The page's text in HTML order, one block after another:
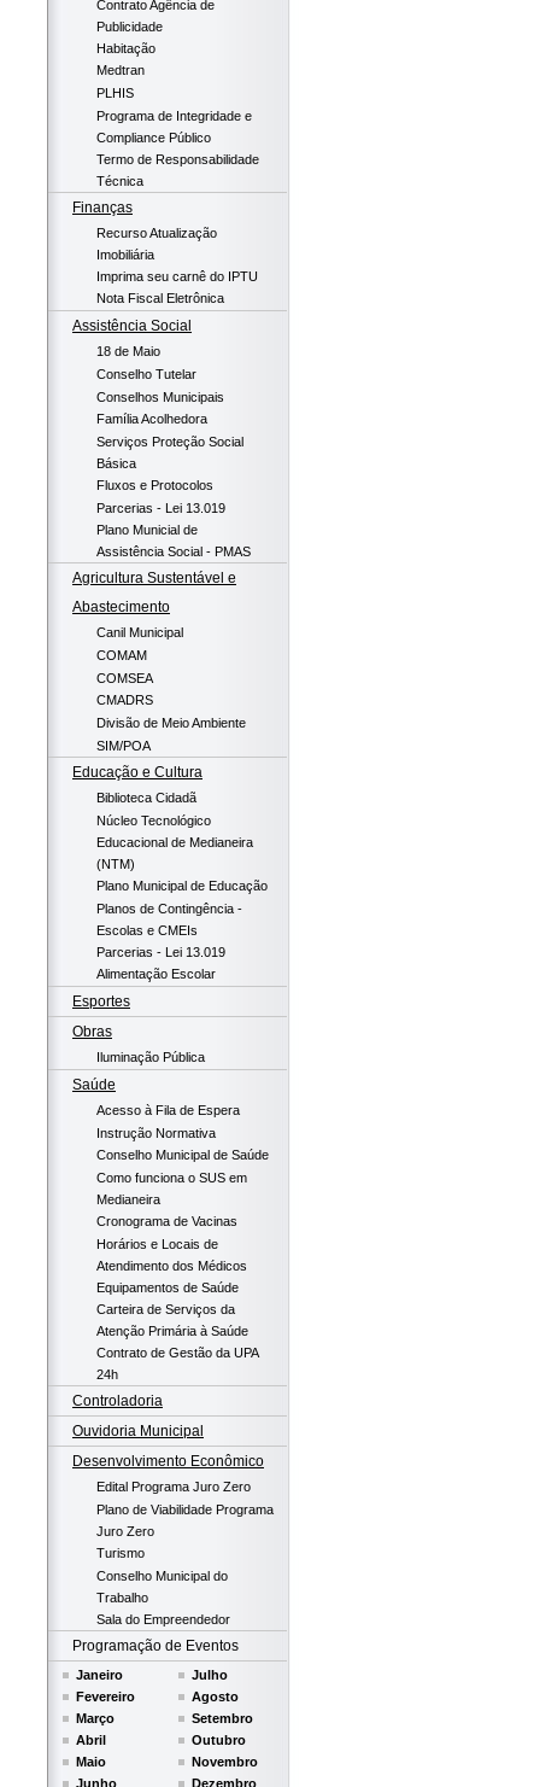
Contrato Agência de
Publicidade
Habitação
Medtran
PLHIS
Programa de Integridade e
Compliance Público
Termo de Responsabilidade
Técnica
Finanças
Recurso Atualização
Imobiliária
Imprima seu carnê do IPTU
Nota Fiscal Eletrônica
Assistência Social
18 de Maio
Conselho Tutelar
Conselhos Municipais
Família Acolhedora
Serviços Proteção Social
Básica
Fluxos e Protocolos
Parcerias - Lei 13.019
Plano Municial de
Assistência Social - PMAS
Agricultura Sustentável e
Abastecimento
Canil Municipal
COMAM
COMSEA
CMADRS
Divisão de Meio Ambiente
SIM/POA
Educação e Cultura
Biblioteca Cidadã
Núcleo Tecnológico
Educacional de Medianeira
(NTM)
Plano Municipal de Educação
Planos de Contingência -
Escolas e CMEIs
Parcerias - Lei 13.019
Alimentação Escolar
Esportes
Obras
Iluminação Pública
Saúde
Acesso à Fila de Espera
Instrução Normativa
Conselho Municipal de Saúde
Como funciona o SUS em
Medianeira
Cronograma de Vacinas
Horários e Locais de
Atendimento dos Médicos
Equipamentos de Saúde
Carteira de Serviços da
Atenção Primária à Saúde
Contrato de Gestão da UPA
24h
Controladoria
Ouvidoria Municipal
Desenvolvimento Econômico
Edital Programa Juro Zero
Plano de Viabilidade Programa
Juro Zero
Turismo
Conselho Municipal do
Trabalho
Sala do Empreendedor
Programação de Eventos
Janeiro
Fevereiro
Março
Abril
Maio
Junho
Julho
Agosto
Setembro
Outubro
Novembro
Dezembro